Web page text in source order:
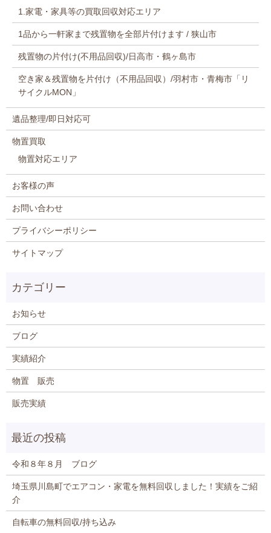
1.家電・家具等の買取回収対応エリア
1品から一軒家まで残置物を全部片付けます / 狭山市
残置物の片付け(不用品回収)/日高市・鶴ヶ島市
空き家＆残置物を片付け（不用品回収）/羽村市・青梅市「リ
サイクルMON」
遺品整理/即日対応可
物置買取
物置対応エリア
お客様の声
お問い合わせ
プライバシーポリシー
サイトマップ
お知らせ
ブログ
実績紹介
物置 販売
販売実績
令和８年８月 ブログ
埼玉県川島町でエアコン・家電を無料回収しました！実績をご紹
介
自転車の無料回収/持ち込み